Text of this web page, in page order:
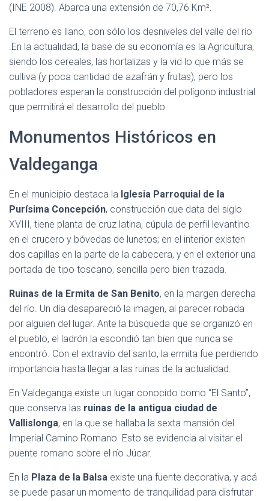
(INE 2008). Abarca una extensión de 70,76 Km².
El terreno es llano, con sólo los desniveles del valle del río
.En la actualidad, la base de su economía es la Agricultura,
siendo los cereales, las hortalizas y la vid lo que más se
cultiva (y poca cantidad de azafrán y frutas), pero los
pobladores esperan la construcción del polígono industrial
que permitirá el desarrollo del pueblo.
Monumentos Históricos en
Valdeganga
En el municipio destaca la Iglesia Parroquial de la
Purísima Concepción, construcción que data del siglo
XVIII, tiene planta de cruz latina, cúpula de perfil levantino
en el crucero y bóvedas de lunetos; en el interior existen
dos capillas en la parte de la cabecera, y en el exterior una
portada de tipo toscano, sencilla pero bien trazada.
Ruinas de la Ermita de San Benito, en la margen derecha
del río. Un día desapareció la imagen, al parecer robada
por alguien del lugar. Ante la búsqueda que se organizó en
el pueblo, el ladrón la escondió tan bien que nunca se
encontró. Con el extravío del santo, la ermita fue perdiendo
importancia hasta llegar a las ruinas de la actualidad.
En Valdeganga existe un lugar conocido como “El Santo”,
que conserva las ruinas de la antigua ciudad de
Vallislonga, en la que se hallaba la sexta mansión del
Imperial Camino Romano. Esto se evidencia al visitar el
puente romano sobre el río Júcar.
En la Plaza de la Balsa existe una fuente decorativa, y acá
se puede pasar un momento de tranquilidad para disfrutar